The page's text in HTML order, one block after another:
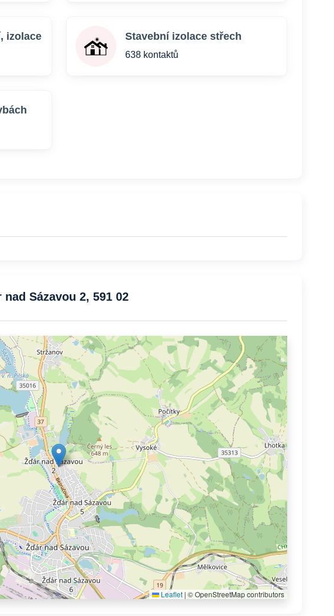
izolace Stavební izolace střech
638 kontaktů
Sázavou 2, 591 02
Leaflet | © OpenStreetMap contributors